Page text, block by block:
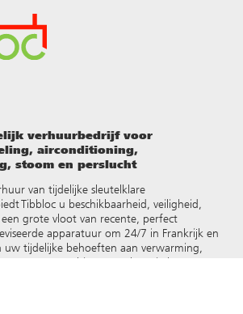
verhuurbedrijf voor
airconditioning,
stoom en perslucht
van tijdelijke sleutelklare
Tibbloc u beschikbaarheid, veiligheid,
een grote vloot van recente, perfect
apparatuur om 24/7 in Frankrijk en
uw tijdelijke behoeften aan verwarming,
stoom, oververhit water, thermische